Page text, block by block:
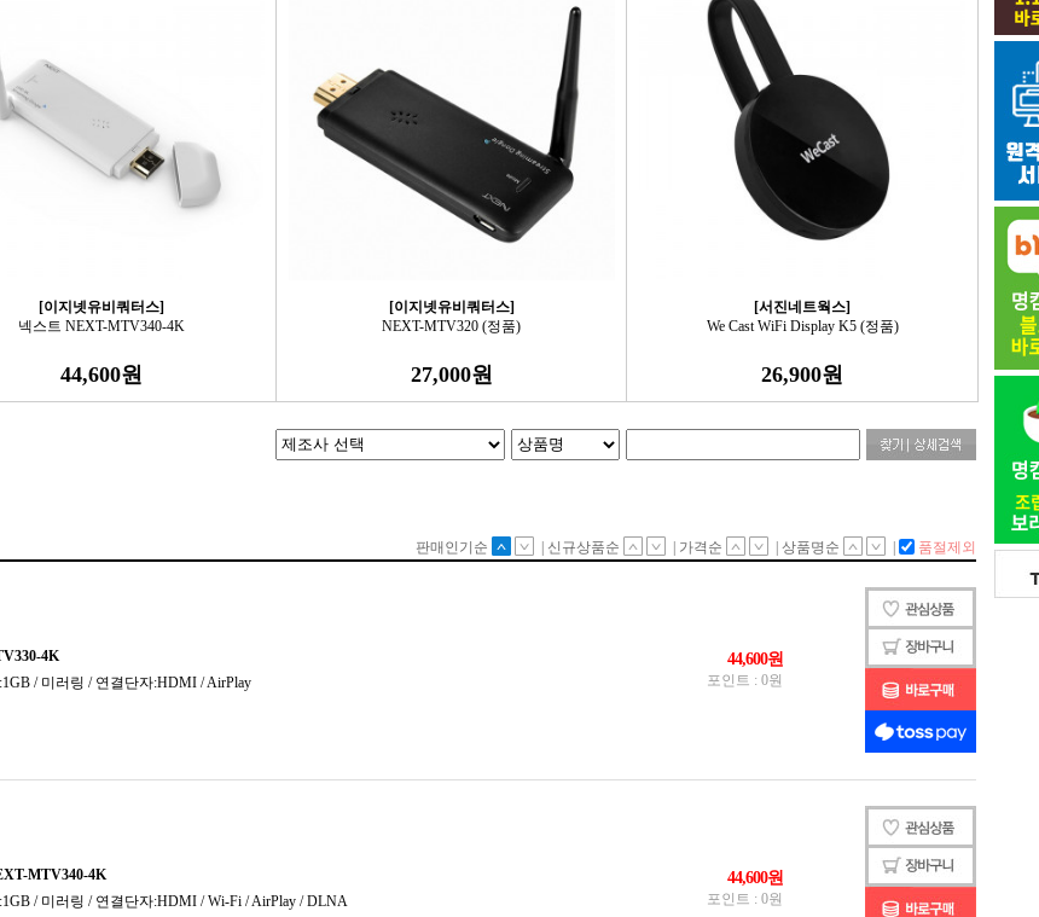
[이지넷유비쿼터스]
넥스트 NEXT-MTV340-4K
44,600원
[이지넷유비쿼터스]
NEXT-MTV320 (정품)
27,000원
[서진네트웍스]
We Cast WiFi Display K5 (정품)
26,900원